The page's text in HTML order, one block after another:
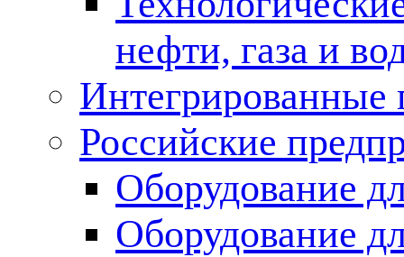
нефти, газа и
Российские
Оборудование
Оборудование